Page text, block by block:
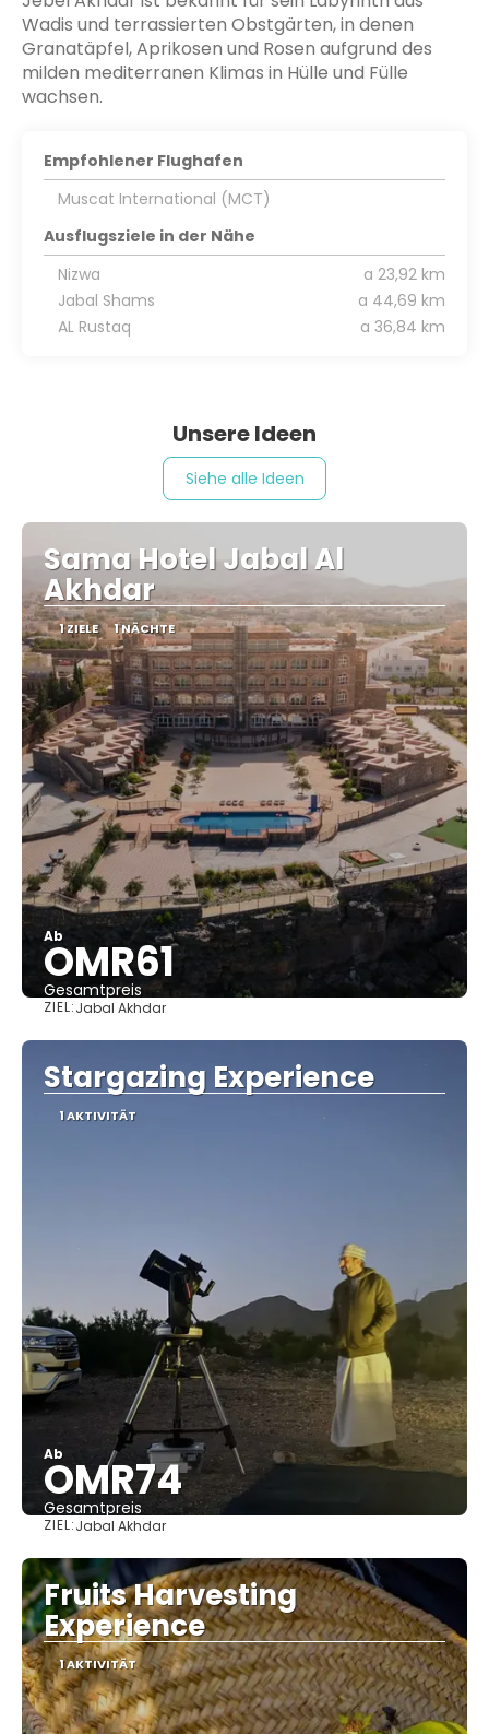
Wadis und terrassierten Obstgärten, in denen
Granatäpfel, Aprikosen und Rosen aufgrund des
milden mediterranen Klimas in Hülle und Fülle
wachsen.
Empfohlener Flughafen
Muscat International (MCT)
Ausflugsziele in der Nähe
Nizwa
a 23,92 km
Jabal Shams
a 44,69 km
AL Rustaq
a 36,84 km
Unsere Ideen
Siehe alle Ideen
Sama Hotel Jabal Al
Akhdar
1 ZIELE 1 NÄCHTE
Ab
OMR61
Gesamtpreis
ZIEL:Jabal Akhdar
Stargazing Experience
1 AKTIVITÄT
Ab
OMR74
Gesamtpreis
ZIEL:Jabal Akhdar
Fruits Harvesting
Experience
1 AKTIVITÄT